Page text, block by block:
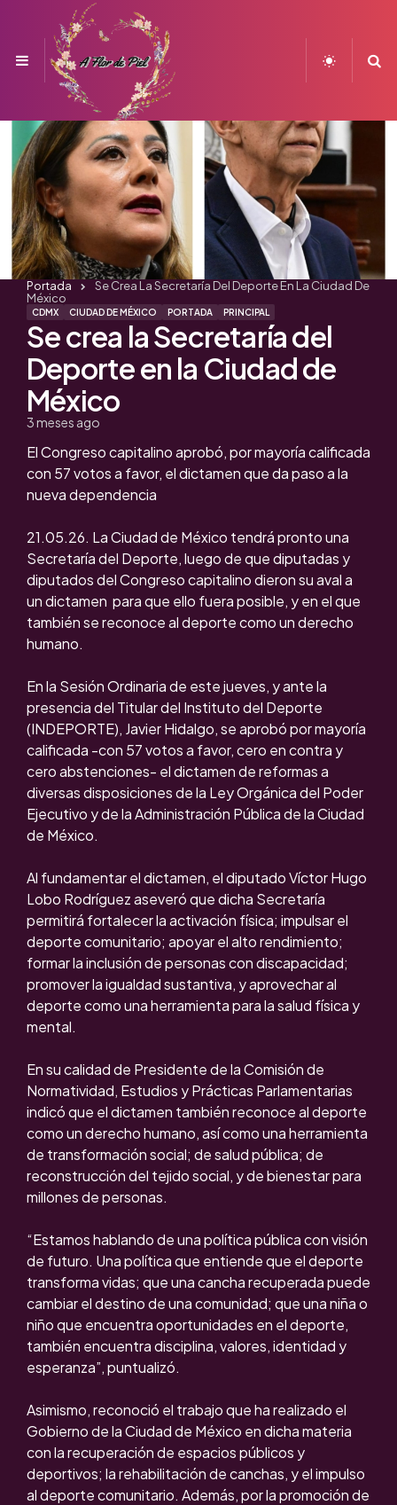
Menu
CDMX CIUDAD DE MÉXICO PORTADA PRINCIPAL
Se crea la Secretaría del
Deporte en la Ciudad de
México
3 meses ago
Portada
Se Crea La Secretaría Del Deporte En La Ciudad De
México
El Congreso capitalino aprobó, por mayoría calificada
con 57 votos a favor, el dictamen que da paso a la
nueva dependencia
21.05.26. La Ciudad de México tendrá pronto una
Secretaría del Deporte, luego de que diputadas y
diputados del Congreso capitalino dieron su aval a
un dictamen para que ello fuera posible, y en el que
también se reconoce al deporte como un derecho
humano.
En la Sesión Ordinaria de este jueves, y ante la
presencia del Titular del Instituto del Deporte
(INDEPORTE), Javier Hidalgo, se aprobó por mayoría
calificada -con 57 votos a favor, cero en contra y
cero abstenciones- el dictamen de reformas a
diversas disposiciones de la Ley Orgánica del Poder
Ejecutivo y de la Administración Pública de la Ciudad
de México.
Al fundamentar el dictamen, el diputado Víctor Hugo
Lobo Rodríguez aseveró que dicha Secretaría
permitirá fortalecer la activación física; impulsar el
deporte comunitario; apoyar el alto rendimiento;
formar la inclusión de personas con discapacidad;
promover la igualdad sustantiva, y aprovechar al
deporte como una herramienta para la salud física y
mental.
En su calidad de Presidente de la Comisión de
Normatividad, Estudios y Prácticas Parlamentarias
indicó que el dictamen también reconoce al deporte
como un derecho humano, así como una herramienta
de transformación social; de salud pública; de
reconstrucción del tejido social, y de bienestar para
millones de personas.
“Estamos hablando de una política pública con visión
de futuro. Una política que entiende que el deporte
transforma vidas; que una cancha recuperada puede
cambiar el destino de una comunidad; que una niña o
niño que encuentra oportunidades en el deporte,
también encuentra disciplina, valores, identidad y
esperanza”, puntualizó.
Asimismo, reconoció el trabajo que ha realizado el
Gobierno de la Ciudad de México en dicha materia
con la recuperación de espacios públicos y
deportivos; la rehabilitación de canchas, y el impulso
al deporte comunitario. Además, por la promoción de